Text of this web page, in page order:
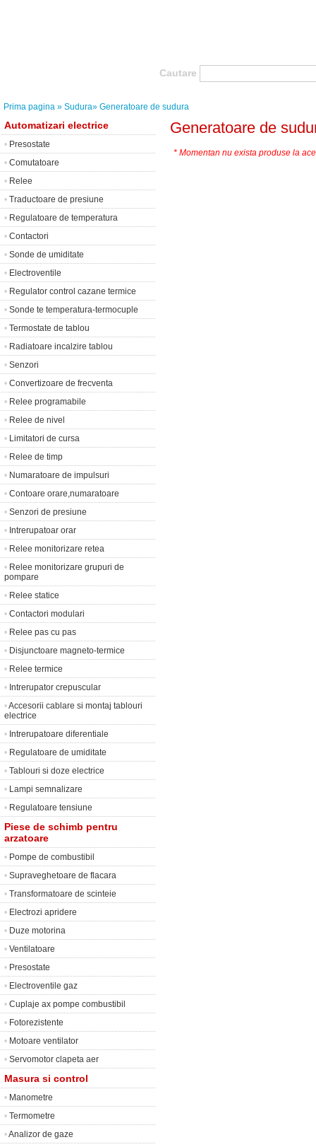
Cautare
Prima pagina » Sudura» Generatoare de sudura
Automatizari electrice
• Presostate
• Comutatoare
• Relee
• Traductoare de presiune
• Regulatoare de temperatura
• Contactori
• Sonde de umiditate
• Electroventile
• Regulator control cazane termice
• Sonde te temperatura-termocuple
• Termostate de tablou
• Radiatoare incalzire tablou
• Senzori
• Convertizoare de frecventa
• Relee programabile
• Relee de nivel
• Limitatori de cursa
• Relee de timp
• Numaratoare de impulsuri
• Contoare orare,numaratoare
• Senzori de presiune
• Intrerupatoar orar
• Relee monitorizare retea
• Relee monitorizare grupuri de
pompare
• Relee statice
• Contactori modulari
• Relee pas cu pas
• Disjunctoare magneto-termice
• Relee termice
• Intrerupator crepuscular
•Accesorii cablare si montaj tablouri
electrice
• Intrerupatoare diferentiale
• Regulatoare de umiditate
• Tablouri si doze electrice
• Lampi semnalizare
• Regulatoare tensiune
Piese de schimb pentru
arzatoare
• Pompe de combustibil
• Supraveghetoare de flacara
• Transformatoare de scinteie
• Electrozi apridere
• Duze motorina
• Ventilatoare
• Presostate
• Electroventile gaz
• Cuplaje ax pompe combustibil
• Fotorezistente
• Motoare ventilator
• Servomotor clapeta aer
Masura si control
• Manometre
• Termometre
•Analizor de gaze
Generatoare de
* Momentan nu exista produse la